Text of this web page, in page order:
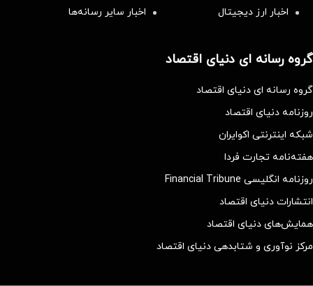
اخبار ارز دیجیتال
اخبار سایر رسانه‌‌ها
گروه رسانه ای دنیای اقتصاد
گروه رسانه ای دنیای اقتصاد
روزنامه دنیای اقتصاد
شبکه اینترنتی اکوایران
هفته‌نامه تجارت فردا
روزنامه انگلیسی Financial Tribune
انتشارات دنیای اقتصاد
همایش‌های دنیای اقتصاد
مرکز نوآوری و شتابدهی دنیای اقتصاد